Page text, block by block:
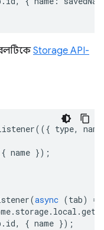
Storage API-
(({ type,
name
name });
(async (tab)
=>
. storage. local .get
. id, { name });